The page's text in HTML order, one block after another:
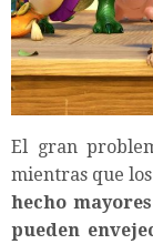
El gran
mientras que
hecho
pueden